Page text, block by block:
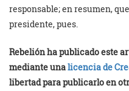
responsable; en resumen,
presidente, pues.
Rebelión ha publicado este
mediante unalicencia de
libertad para publicarlo en